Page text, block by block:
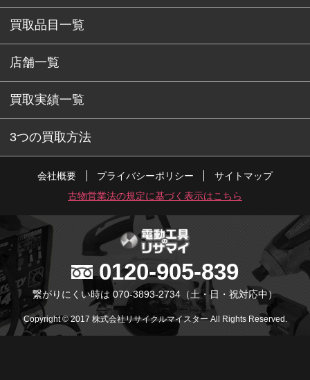
買取品目一覧
店舗一覧
買取実績一覧
3つの買取方法
会社概要 プライバシーポリシー
サイトマップ
古物営業法の規定に基づく表示はこちら
0120-905-839
繋がりにくい時は 070-3893-2734 （土・日・祝対応中）
Copyright © 2017 株式会社リサイクルマイスター All Rights Reserved.